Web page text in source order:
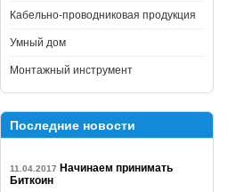
Кабельно-проводниковая продукция
Умный дом
Монтажный инструмент
Последние новости
11.04.2017 Начинаем принимать
Биткоин